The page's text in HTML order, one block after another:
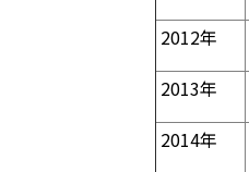
2012年
2013年
2014年